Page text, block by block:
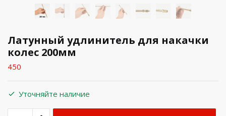
Латунный удлинитель для накачки
колес 200мм
450
Уточняйте наличие